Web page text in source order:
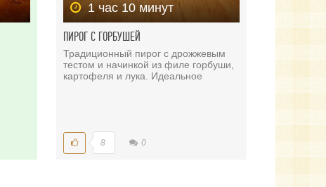
1 час 10 минут
ПИРОГ С ГОРБУШЕЙ
Традиционный пирог с дрожжевым
тестом и начинкой из филе горбуши,
картофеля и лука. Идеальное
8 0